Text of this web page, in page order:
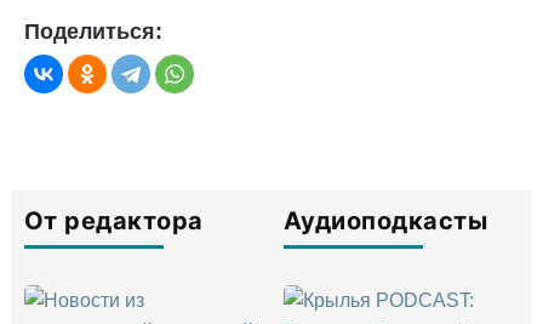
Поделиться:
От редактора Аудиоподкасты